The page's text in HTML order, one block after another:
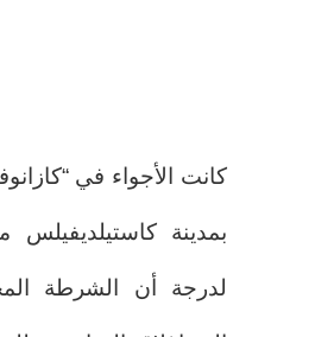
كانت الأجواء في
بمدينة كاستيلديفيلس
لدرجة أن الشرطة